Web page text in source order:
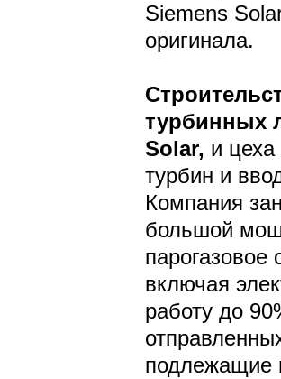
Siemens
оригинала.
турбинных
Solar, и
турбин и
Компания
большой
парогазовое
включая
работу до
подлежащие